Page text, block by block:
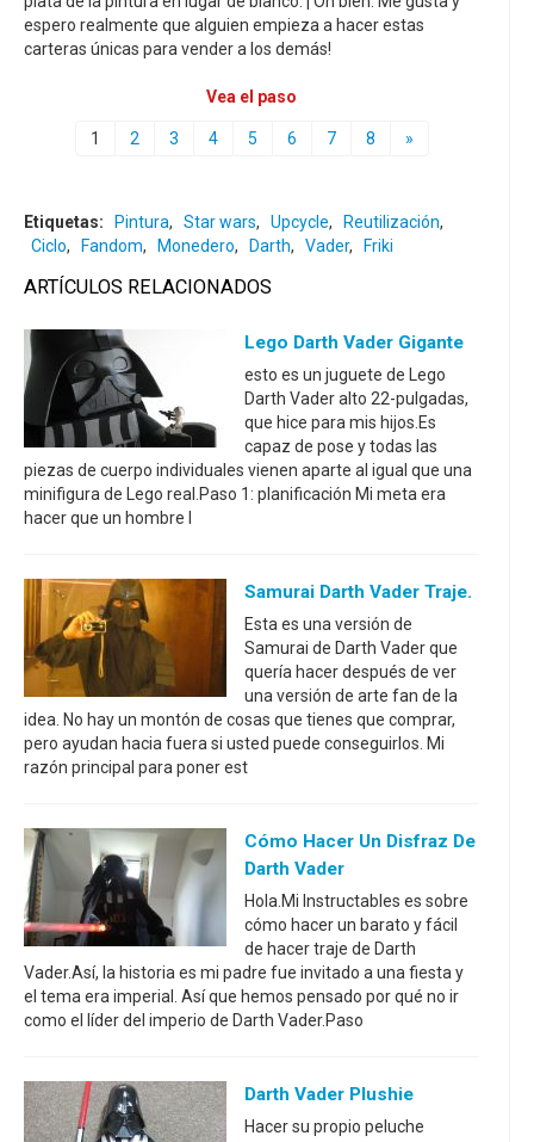
espero realmente que alguien empieza a hacer estas
carteras únicas para vender a los demás!
Vea el paso
1 2 3 4 5 6 7 8 »
Etiquetas: Pintura, Star wars, Upcycle, Reutilización,
Ciclo, Fandom, Monedero, Darth, Vader, Friki
ARTÍCULOS RELACIONADOS
Lego Darth Vader Gigante
esto es un juguete de Lego
Darth Vader alto 22-pulgadas,
que hice para mis hijos.Es
capaz de pose y todas las
piezas de cuerpo individuales vienen aparte al igual que una
minifigura de Lego real.Paso 1: planificación Mi meta era
hacer que un hombre l
Samurai Darth Vader Traje.
Esta es una versión de
Samurai de Darth Vader que
quería hacer después de ver
una versión de arte fan de la
idea. No hay un montón de cosas que tienes que comprar,
pero ayudan hacia fuera si usted puede conseguirlos. Mi
razón principal para poner est
Cómo Hacer Un Disfraz De
Darth Vader
Hola.Mi Instructables es sobre
cómo hacer un barato y fácil
de hacer traje de Darth
Vader.Así, la historia es mi padre fue invitado a una fiesta y
el tema era imperial. Así que hemos pensado por qué no ir
como el líder del imperio de Darth Vader.Paso
Darth Vader Plushie
Hacer su propio peluche